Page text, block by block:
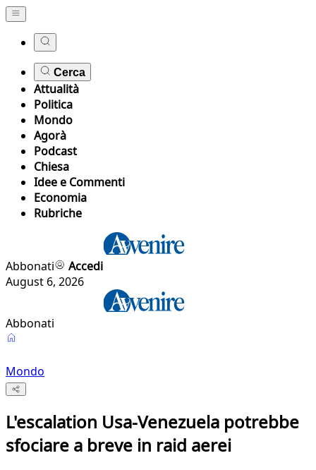
Cerca
Attualità
Politica
Mondo
Agorà
Podcast
Chiesa
Idee e Commenti
Economia
Rubriche
Abbonati
Accedi
August 6, 2026
Abbonati
Mondo
L'escalation Usa-Venezuela potrebbe
sfociare a breve in raid aerei